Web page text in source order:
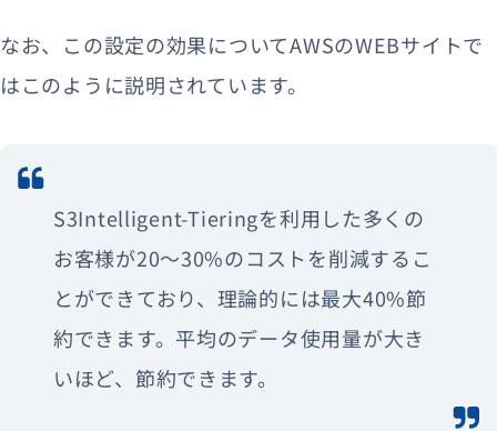
なお、この設定の効果についてAWSのWEBサイトで
はこのように説明されています。
S3Intelligent-Tieringを利用した多くの
お客様が20～30%のコストを削減するこ
とができており、理論的には最大40%節
約できます。平均のデータ使用量が大き
いほど、節約できます。